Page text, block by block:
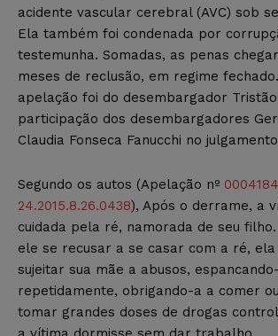
acidente vascular cerebral (AVC) sob
Ela também foi condenada por
testemunha. Somadas, as penas
meses de reclusão, em regime
apelação foi do desembargador
participação dos desembargadores
Claudia Fonseca Fanucchi no
Segundo os autos (Apelação nº
24.2015.8.26.0438), Após o derrame, a
cuidada pela ré, namorada de seu
ele se recusar a se casar com a ré, ela
sujeitar sua mãe a abusos,
repetidamente, obrigando-a a comer
tomar grandes doses de drogas